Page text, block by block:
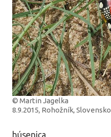
© Martin Jagelka
8.9.2015, Rohožník, Slovensko
húsenica